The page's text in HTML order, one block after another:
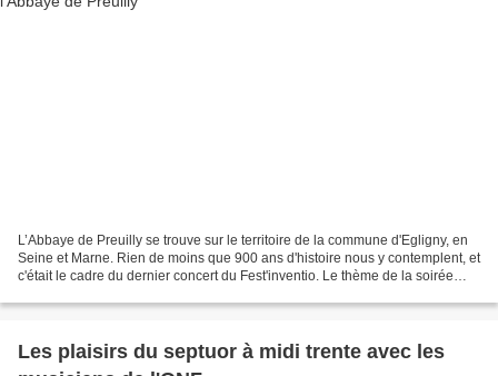
L’Abbaye de Preuilly se trouve sur le territoire de la commune d'Egligny, en
Seine et Marne. Rien de moins que 900 ans d'histoire nous y contemplent, et
c'était le cadre du dernier concert du Fest'inventio. Le thème de la soirée
Les plaisirs du septuor à midi trente avec les